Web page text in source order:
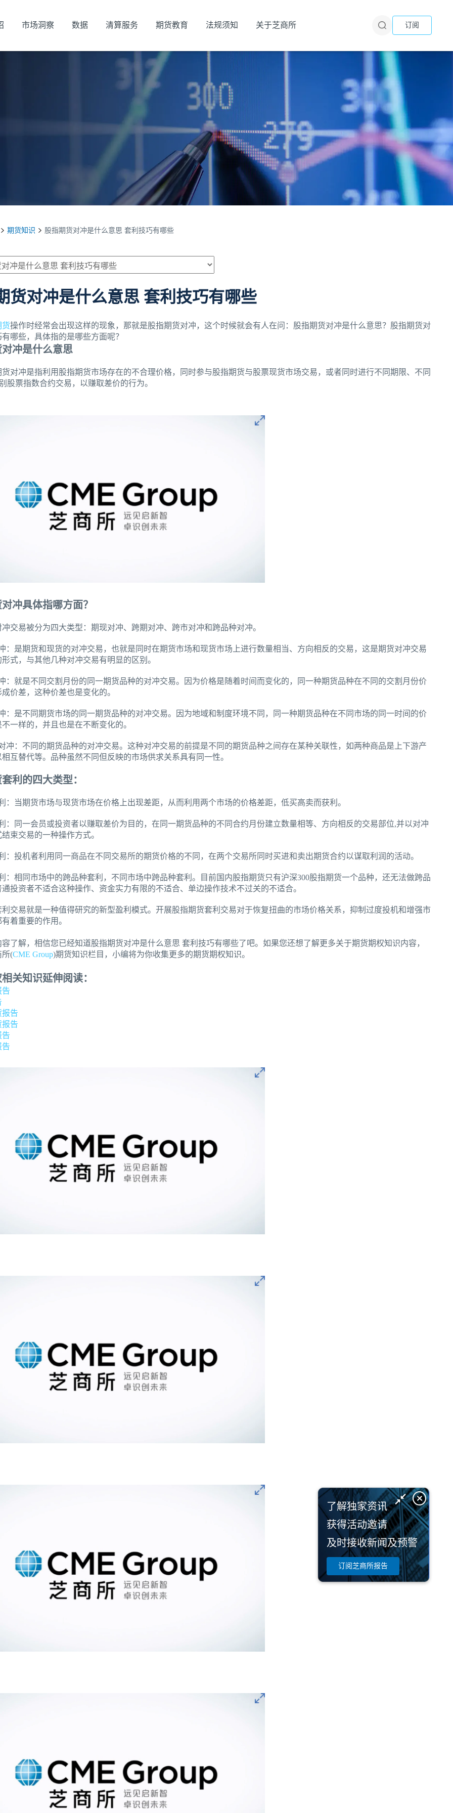
市场洞察 数据 清算服务 期货教育 法规须知 关于芝商所 订阅
期货知识 股指期货对冲是什么意思 套利技巧有哪些
货对冲是什么意思 套利技巧有哪些
货操作时经常会出现这样的现象，那就是股指期货对冲，这个时候就会有人在问：股指期货对冲是什么意思？股指期货对
哪些，具体指的是哪些方面呢？
冲是什么意思
对冲是指利用股指期货市场存在的不合理价格，同时参与股指期货与股票现货市场交易，或者同时进行不同期限、不同
股票指数合约交易，以赚取差价的行为。
冲具体指哪方面？
交易被分为四大类型：期现对冲、跨期对冲、跨市对冲和跨品种对冲。
：是期货和现货的对冲交易，也就是同时在期货市场和现货市场上进行数量相当、方向相反的交易，这是期货对冲交易
式，与其他几种对冲交易有明显的区别。
：就是不同交割月份的同一期货品种的对冲交易。因为价格是随着时间而变化的，同一种期货品种在不同的交割月份价
价差，这种价差也是变化的。
：是不同期货市场的同一期货品种的对冲交易。因为地域和制度环境不同，同一种期货品种在不同市场的同一时间的价
一样的，并且也是在不断变化的。
冲：不同的期货品种的对冲交易。这种对冲交易的前提是不同的期货品种之间存在某种关联性，如两种商品是上下游产
互替代等。品种虽然不同但反映的市场供求关系具有同一性。
利的四大类型：
：当期货市场与现货市场在价格上出现差距，从而利用两个市场的价格差距，低买高卖而获利。
：同一会员或投资者以赚取差价为目的，在同一期货品种的不同合约月份建立数量相等、方向相反的交易部位,并以对冲
束交易的一种操作方式。
：投机者利用同一商品在不同交易所的期货价格的不同，在两个交易所同时买进和卖出期货合约以谋取利润的活动。
：相同市场中的跨品种套利，不同市场中跨品种套利。目前国内股指期货只有沪深300股指期货一个品种，还无法做跨品
投资者不适合这种操作、资金实力有限的不适合、单边操作技术不过关的不适合。
交易就是一种值得研究的新型盈利模式。开展股指期货套利交易对于恢复扭曲的市场价格关系，抑制过度投机和增强市
着重要的作用。
了解，相信您已经知道股指期货对冲是什么意思 套利技巧有哪些了吧。如果您还想了解更多关于期货期权知识内容，
所(CME Group)期货知识栏目，小编将为你收集更多的期货期权知识。
关知识延伸阅读：
告
报告
报告
告
告
了解独家资讯
获得活动邀请
及时接收新闻及预警
订阅芝商所报告